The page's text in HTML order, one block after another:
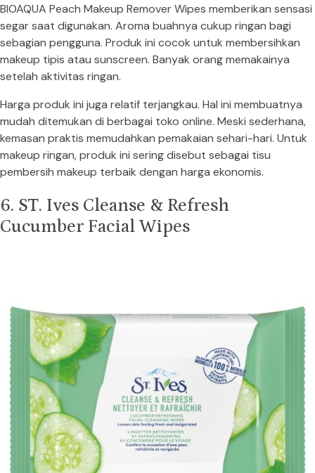
BIOAQUA Peach Makeup Remover Wipes memberikan sensasi
segar saat digunakan. Aroma buahnya cukup ringan bagi
sebagian pengguna. Produk ini cocok untuk membersihkan
makeup tipis atau sunscreen. Banyak orang memakainya
setelah aktivitas ringan.
Harga produk ini juga relatif terjangkau. Hal ini membuatnya
mudah ditemukan di berbagai toko online. Meski sederhana,
kemasan praktis memudahkan pemakaian sehari-hari. Untuk
makeup ringan, produk ini sering disebut sebagai tisu
pembersih makeup terbaik dengan harga ekonomis.
6. ST. Ives Cleanse & Refresh
Cucumber Facial Wipes